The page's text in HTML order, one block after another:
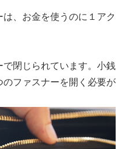
、お金を使うのに１アク
閉じられています。小銭
ファスナーを開く必要が